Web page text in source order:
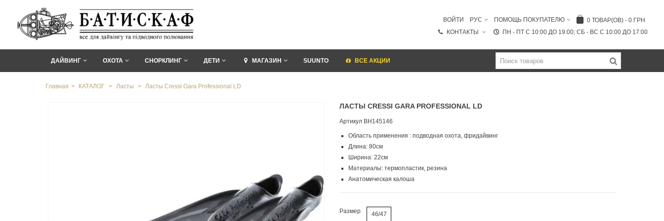
0 ТОВАР(ОВ) - 0 ГРН
ПОМОЩЬ ПОКУПАТЕЛЮ
РУС
ВОЙТИ
ПН - ПТ C 10:00 ДО 19:00; СБ - ВС С 10:00 ДО 17:00
КОНТАКТЫ
ДАЙВИНГ ОХОТА СНОРКЛИНГ ДЕТИ МАГАЗИН SUUNTO ВСЕ АКЦИИ
Главная > КАТАЛОГ > Ласты > Ласты Cressi Gara Professional LD
ЛАСТЫ CRESSI GARA PROFESSIONAL LD
Артикул BH145146
Область применения : подводная охота, фридайвинг
Длина: 80см
Ширина: 22см
Материалы: термопластик, резина
Анатомическая калоша
Размер 46/47